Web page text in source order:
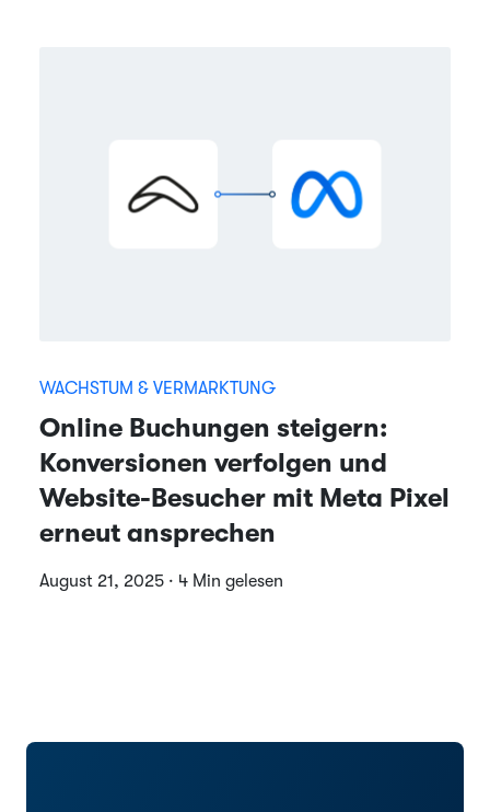
WACHSTUM & VERMARKTUNG
Online Buchungen steigern:
Konversionen verfolgen und
Website-Besucher mit Meta Pixel
erneut ansprechen
August 21, 2025 · 4 Min gelesen